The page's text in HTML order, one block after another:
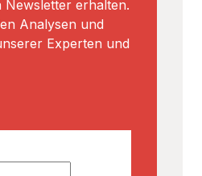
erhalten.
Analysen und
Experten und